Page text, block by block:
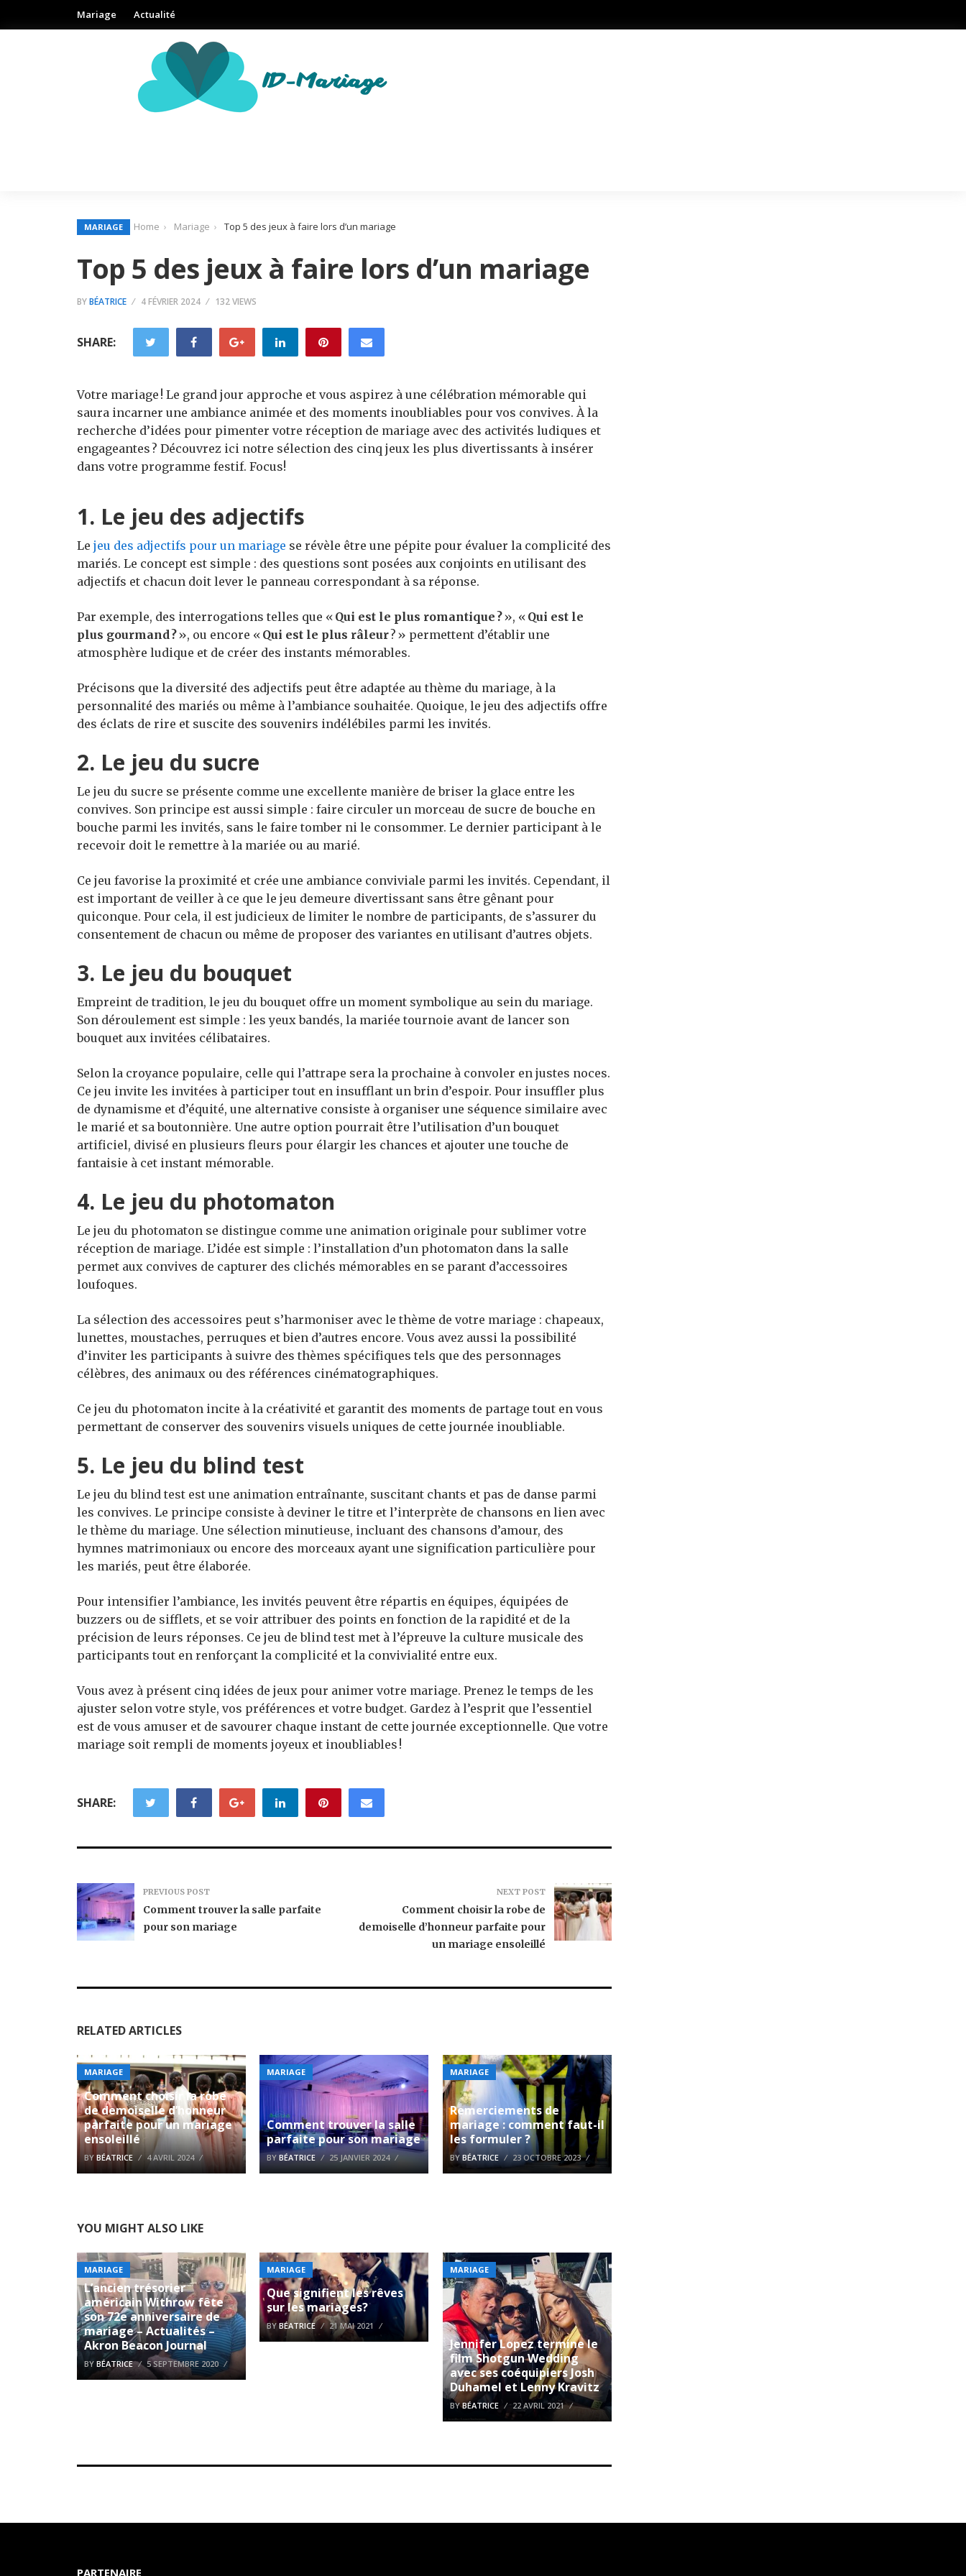
Mariage Actualité
MARIAGE Home Mariage Top 5 des jeux à faire lors d’un mariage
Top 5 des jeux à faire lors d’un mariage
BYBÉATRICE 4 FÉVRIER 2024 132 VIEWS
SHARE:
Votre mariage ! Le grand jour approche et vous aspirez à une célébration mémorable qui
saura incarner une ambiance animée et des moments inoubliables pour vos convives. À la
recherche d’idées pour pimenter votre réception de mariage avec des activités ludiques et
engageantes ? Découvrez ici notre sélection des cinq jeux les plus divertissants à insérer
dans votre programme festif. Focus!
1. Le jeu des adjectifs
Le jeu des adjectifs pour un mariage se révèle être une pépite pour évaluer la complicité des
mariés. Le concept est simple : des questions sont posées aux conjoints en utilisant des
adjectifs et chacun doit lever le panneau correspondant à sa réponse.
Par exemple, des interrogations telles que « Qui est le plus romantique ?», « Qui est le
plus gourmand ?», ou encore « Qui est le plus râleur ? » permettent d’établir une
atmosphère ludique et de créer des instants mémorables.
Précisons que la diversité des adjectifs peut être adaptée au thème du mariage, à la
personnalité des mariés ou même à l’ambiance souhaitée. Quoique, le jeu des adjectifs offre
des éclats de rire et suscite des souvenirs indélébiles parmi les invités.
2. Le jeu du sucre
Le jeu du sucre se présente comme une excellente manière de briser la glace entre les
convives. Son principe est aussi simple : faire circuler un morceau de sucre de bouche en
bouche parmi les invités, sans le faire tomber ni le consommer. Le dernier participant à le
recevoir doit le remettre à la mariée ou au marié.
Ce jeu favorise la proximité et crée une ambiance conviviale parmi les invités. Cependant, il
est important de veiller à ce que le jeu demeure divertissant sans être gênant pour
quiconque. Pour cela, il est judicieux de limiter le nombre de participants, de s’assurer du
consentement de chacun ou même de proposer des variantes en utilisant d’autres objets.
3. Le jeu du bouquet
Empreint de tradition, le jeu du bouquet offre un moment symbolique au sein du mariage.
Son déroulement est simple : les yeux bandés, la mariée tournoie avant de lancer son
bouquet aux invitées célibataires.
Selon la croyance populaire, celle qui l’attrape sera la prochaine à convoler en justes noces.
Ce jeu invite les invitées à participer tout en insufflant un brin d’espoir. Pour insuffler plus
de dynamisme et d’équité, une alternative consiste à organiser une séquence similaire avec
le marié et sa boutonnière. Une autre option pourrait être l’utilisation d’un bouquet
artificiel, divisé en plusieurs fleurs pour élargir les chances et ajouter une touche de
fantaisie à cet instant mémorable.
4. Le jeu du photomaton
Le jeu du photomaton se distingue comme une animation originale pour sublimer votre
réception de mariage. L’idée est simple : l’installation d’un photomaton dans la salle
permet aux convives de capturer des clichés mémorables en se parant d’accessoires
loufoques.
La sélection des accessoires peut s’harmoniser avec le thème de votre mariage : chapeaux,
lunettes, moustaches, perruques et bien d’autres encore. Vous avez aussi la possibilité
d’inviter les participants à suivre des thèmes spécifiques tels que des personnages
célèbres, des animaux ou des références cinématographiques.
Ce jeu du photomaton incite à la créativité et garantit des moments de partage tout en vous
permettant de conserver des souvenirs visuels uniques de cette journée inoubliable.
5. Le jeu du blind test
Le jeu du blind test est une animation entraînante, suscitant chants et pas de danse parmi
les convives. Le principe consiste à deviner le titre et l’interprète de chansons en lien avec
le thème du mariage. Une sélection minutieuse, incluant des chansons d’amour, des
hymnes matrimoniaux ou encore des morceaux ayant une signification particulière pour
les mariés, peut être élaborée.
Pour intensifier l’ambiance, les invités peuvent être répartis en équipes, équipées de
buzzers ou de sifflets, et se voir attribuer des points en fonction de la rapidité et de la
précision de leurs réponses. Ce jeu de blind test met à l’épreuve la culture musicale des
participants tout en renforçant la complicité et la convivialité entre eux.
Vous avez à présent cinq idées de jeux pour animer votre mariage. Prenez le temps de les
ajuster selon votre style, vos préférences et votre budget. Gardez à l’esprit que l’essentiel
est de vous amuser et de savourer chaque instant de cette journée exceptionnelle. Que votre
mariage soit rempli de moments joyeux et inoubliables !
SHARE:
PREVIOUS POST
Comment trouver la salle parfaite
pour son mariage
NEXT POST
Comment choisir la robe de
demoiselle d’honneur parfaite pour
un mariage ensoleillé
RELATED ARTICLES
MARIAGE
Comment choisir la robe
de demoiselle d’honneur
parfaite pour un mariage
ensoleillé
BY BÉATRICE 4 AVRIL 2024
MARIAGE
Comment trouver la salle
parfaite pour son mariage
BYBÉATRICE 25 JANVIER 2024
MARIAGE
Remerciements de
mariage : comment faut-il
les formuler ?
BYBÉATRICE 23 OCTOBRE 2023
YOU MIGHT ALSO LIKE
MARIAGE
L’ancien trésorier
américain Withrow fête
son 72e anniversaire de
mariage – Actualités –
Akron Beacon Journal
BY BÉATRICE 5 SEPTEMBRE 2020
MARIAGE
Que signifient les rêves
sur les mariages?
BYBÉATRICE 21 MAI 2021
MARIAGE
Jennifer Lopez termine le
film Shotgun Wedding
avec ses coéquipiers Josh
Duhamel et Lenny Kravitz
BYBÉATRICE 22 AVRIL 2021
PARTENAIRE